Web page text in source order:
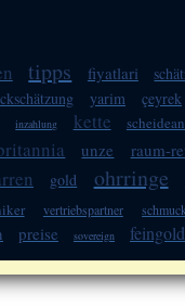
tipps fiyatlari
yarim çeyrek
inzahlung kette
unze raum-
gold ohrringe
vertriebspartner
preise sovereign feingold